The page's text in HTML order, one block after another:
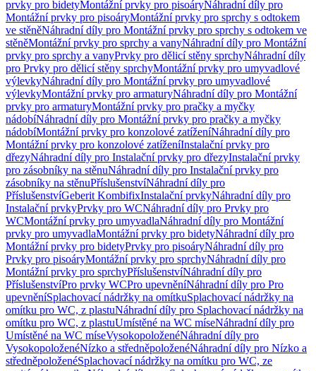
prvky pro bidetyMontážní prvky pro pisoáryNáhradní díly pro
Montážní prvky pro pisoáryMontážní prvky pro sprchy s odtokem
ve stěněNáhradní díly pro Montážní prvky pro sprchy s odtokem ve
stěněMontážní prvky pro sprchy a vanyNáhradní díly pro Montážní
prvky pro sprchy a vanyPrvky pro dělicí stěny sprchyNáhradní díly
pro Prvky pro dělicí stěny sprchyMontážní prvky pro umyvadlové
výlevkyNáhradní díly pro Montážní prvky pro umyvadlové
výlevkyMontážní prvky pro armaturyNáhradní díly pro Montážní
prvky pro armaturyMontážní prvky pro pračky a myčky
nádobíNáhradní díly pro Montážní prvky pro pračky a myčky
nádobíMontážní prvky pro konzolové zatíženíNáhradní díly pro
Montážní prvky pro konzolové zatíženíInstalační prvky pro
dřezyNáhradní díly pro Instalační prvky pro dřezyInstalační prvky
pro zásobníky na stěnuNáhradní díly pro Instalační prvky pro
zásobníky na stěnuPříslušenstvíNáhradní díly pro
PříslušenstvíGeberit KombifixInstalační prvkyNáhradní díly pro
Instalační prvkyPrvky pro WCNáhradní díly pro Prvky pro
WCMontážní prvky pro umyvadlaNáhradní díly pro Montážní
prvky pro umyvadlaMontážní prvky pro bidetyNáhradní díly pro
Montážní prvky pro bidetyPrvky pro pisoáryNáhradní díly pro
Prvky pro pisoáryMontážní prvky pro sprchyNáhradní díly pro
Montážní prvky pro sprchyPříslušenstvíNáhradní díly pro
PříslušenstvíPro prvky WCPro upevněníNáhradní díly pro Pro
upevněníSplachovací nádržky na omítkuSplachovací nádržky na
omítku pro WC, z plastuNáhradní díly pro Splachovací nádržky na
omítku pro WC, z plastuUmístěné na WC míseNáhradní díly pro
Umístěné na WC míseVysokopoloženéNáhradní díly pro
VysokopoloženéNízko a středněpoloženéNáhradní díly pro Nízko a
středněpoloženéSplachovací nádržky na omítku pro WC, ze